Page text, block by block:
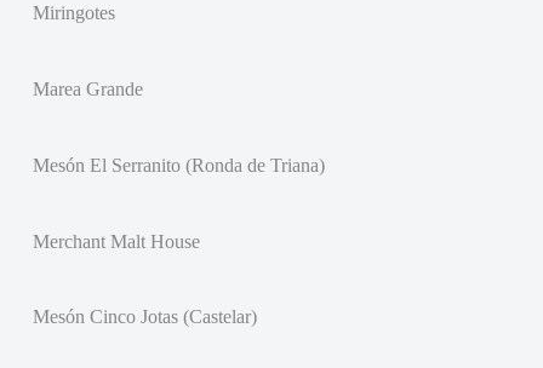
Miringotes
Marea Grande
Mesón El Serranito (Ronda de Triana)
Merchant Malt House
Mesón Cinco Jotas (Castelar)